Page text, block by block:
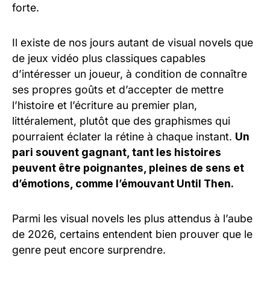
forte.
Il existe de nos jours autant de visual novels que
de jeux vidéo plus classiques capables
d’intéresser un joueur, à condition de connaître
ses propres goûts et d’accepter de mettre
l’histoire et l’écriture au premier plan,
littéralement, plutôt que des graphismes qui
pourraient éclater la rétine à chaque instant. Un
pari souvent gagnant, tant les histoires
peuvent être poignantes, pleines de sens et
d’émotions, comme l’émouvant Until Then.
Parmi les visual novels les plus attendus à l’aube
de 2026, certains entendent bien prouver que le
genre peut encore surprendre.